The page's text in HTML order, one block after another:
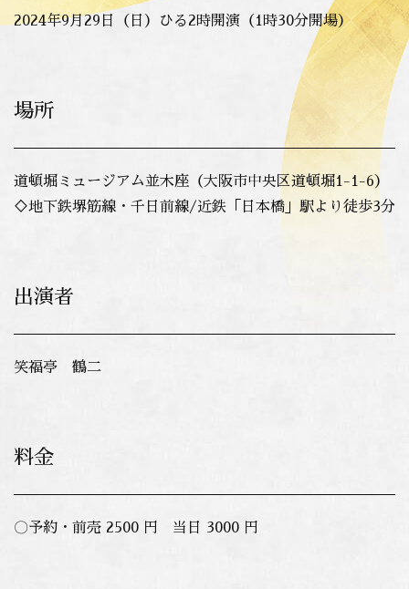
2024年9月29日（日）ひる2時開演（1時30分開場）
場所
道頓堀ミュージアム並木座（大阪市中央区道頓堀1-1-6）
♢地下鉄堺筋線・千日前線/近鉄「日本橋」駅より徒歩3分
出演者
笑福亭 鶴二
料金
〇予約・前売 2500 円 当日 3000 円